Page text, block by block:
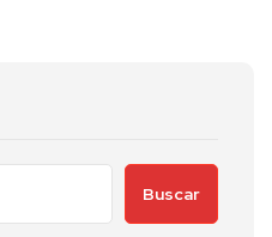
Buscar